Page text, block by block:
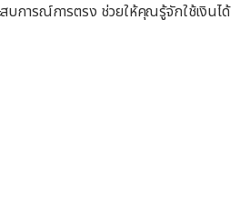
บการณ์การตรง ช่วยให้คุณรู้จักใช้เงินได้